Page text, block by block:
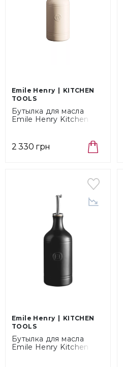
Emile Henry
KITCHEN
TOOLS
Бутылка для масла
Emile Henry Kitchen
2 330 грн
Emile Henry
KITCHEN
TOOLS
Бутылка для масла
Emile Henry Kitchen